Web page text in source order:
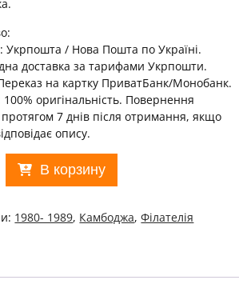
Укрпошта / Нова Пошта по Україні.
доставка за тарифами Укрпошти.
на картку ПриватБанк/Монобанк.
100% оригінальність. Повернення
7 днів після отримання, якщо
опису.
В корзину
1980- 1989, Камбоджа,Філателія